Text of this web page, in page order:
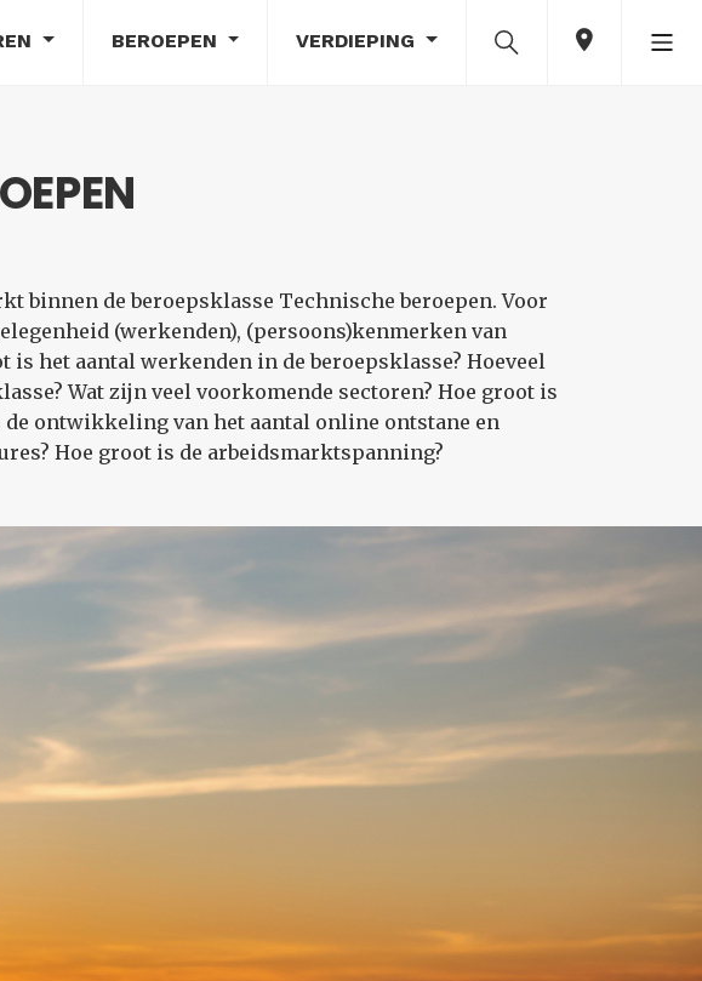
BEROEPEN VERDIEPING
binnen de beroepsklasse Technische beroepen. Voor
(werkenden), (persoons)kenmerken van
het aantal werkenden in de beroepsklasse? Hoeveel
Wat zijn veel voorkomende sectoren? Hoe groot is
ontwikkeling van het aantal online ontstane en
Hoe groot is de arbeidsmarktspanning?